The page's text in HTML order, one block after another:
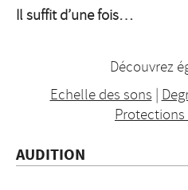
AUDITION
Il suffit d’une fois…
Découvrez
Echelle des sons|